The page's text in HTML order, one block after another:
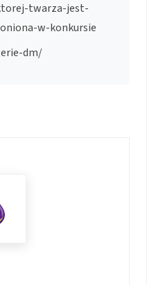
twarza-jest-
w-konkursie
dm/